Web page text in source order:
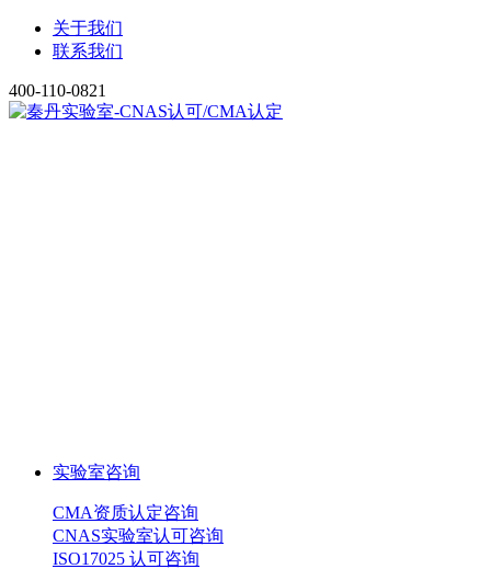
关于我们
联系我们
400-110-0821
实验室咨询
CMA资质认定咨询
CNAS实验室认可咨询
ISO17025 认可咨询